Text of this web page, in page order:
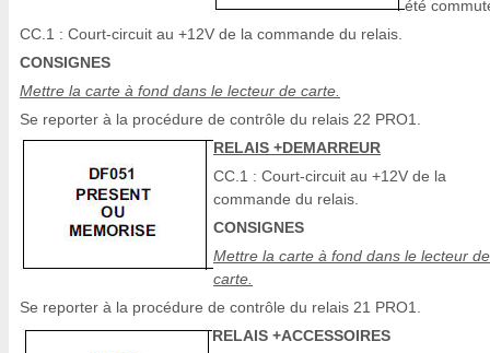
été
CC.1 : Court-circuit au +12V de la commande du relais.
CONSIGNES
Mettre la carte à fond dans le lecteur de carte.
Se reporter à la procédure de contrôle du relais 22 PRO1.
RELAIS +DEMARREUR
CC.1 : Court-circuit au +12V de la
commande du relais.
CONSIGNES
Mettre la carte à fond dans le lecteur de
carte.
Se reporter à la procédure de contrôle du relais 21 PRO1.
RELAIS +ACCESSOIRES